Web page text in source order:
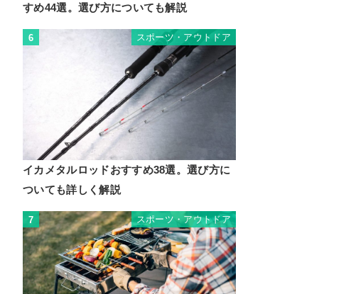
すめ44選。選び方についても解説
6 スポーツ・アウトドア
イカメタルロッドおすすめ38選。選び方に
ついても詳しく解説
7 スポーツ・アウトドア